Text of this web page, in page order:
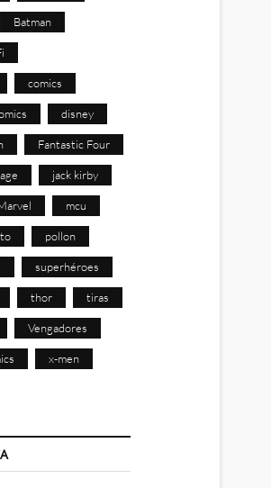
Batman
comics
disney
Fantastic Four
jack kirby
mcu
pollon
superhéroes
thor tiras
Vengadores
x-men